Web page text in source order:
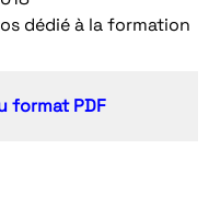
dédié à la formation
format PDF